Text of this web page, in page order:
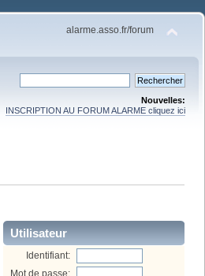
alarme.asso.fr/forum
Nouvelles:
INSCRIPTION AU FORUM ALARME cliquez ici
Utilisateur
Identifiant:
Mot de passe: